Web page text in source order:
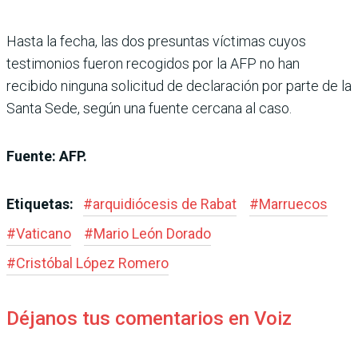
Hasta la fecha, las dos presuntas víctimas cuyos
testimonios fueron recogidos por la AFP no han
recibido ninguna solicitud de declaración por parte de la
Santa Sede, según una fuente cercana al caso.
Fuente: AFP.
Etiquetas: #arquidiócesis de Rabat #Marruecos
#Vaticano #Mario León Dorado
#Cristóbal López Romero
Déjanos tus comentarios en Voiz